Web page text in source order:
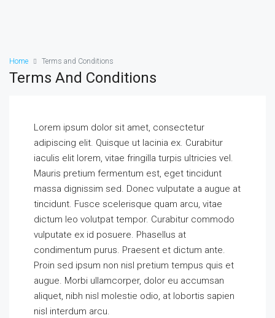
Home Terms and Conditions
Terms And Conditions
Lorem ipsum dolor sit amet, consectetur
adipiscing elit. Quisque ut lacinia ex. Curabitur
iaculis elit lorem, vitae fringilla turpis ultricies vel.
Mauris pretium fermentum est, eget tincidunt
massa dignissim sed. Donec vulputate a augue at
tincidunt. Fusce scelerisque quam arcu, vitae
dictum leo volutpat tempor. Curabitur commodo
vulputate ex id posuere. Phasellus at
condimentum purus. Praesent et dictum ante.
Proin sed ipsum non nisl pretium tempus quis et
augue. Morbi ullamcorper, dolor eu accumsan
aliquet, nibh nisl molestie odio, at lobortis sapien
nisl interdum arcu.